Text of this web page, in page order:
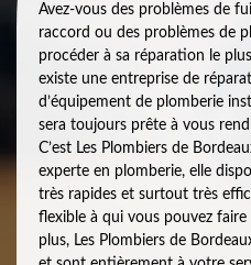
Avez-vous des problèmes de
raccord ou des problèmes de
procéder à sa réparation le
existe une entreprise de
d’équipement de plomberie
sera toujours prête à vous
C’est Les Plombiers de
experte en plomberie, elle
très rapides et surtout très
flexible à qui vous pouvez
plus, Les Plombiers de